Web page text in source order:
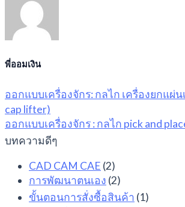
พี่ออมเงิน
ออกแบบเครื่องจักร: กลไก เครื่องยกแผ่น
cap lifter)
ออกแบบเครื่องจักร : กลไก pick and
บทความดีๆ
CAD CAM CAE (2)
การพัฒนาตนเอง (2)
ขั้นตอนการสั่งซื้อสินค้า (1)